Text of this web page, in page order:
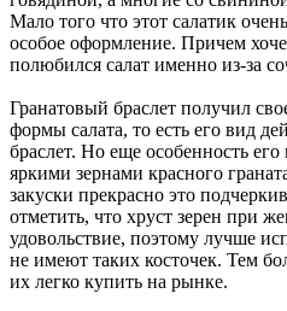
Мало того что этот салатик
особое оформление. Причем
полюбился салат именно из-за
Гранатовый браслет получил
формы салата, то есть его вид
браслет. Но еще особенность
яркими зернами красного
закуски прекрасно это
отметить, что хруст зерен при
удовольствие, поэтому лучше
не имеют таких косточек. Тем
их легко купить на рынке.